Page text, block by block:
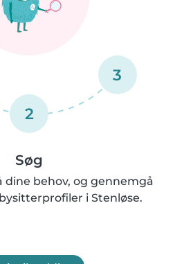
2
3
Søg
dine behov, og gennemgå
i Stenløse.